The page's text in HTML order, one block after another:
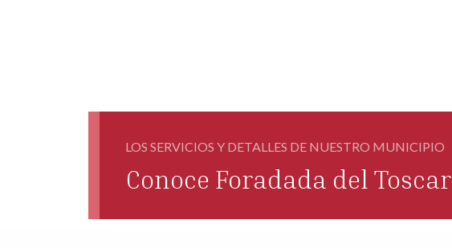
LOS SERVICIOS Y DETALLES DE NUESTRO MUNICIPIO
Conoce Foradada del Toscar